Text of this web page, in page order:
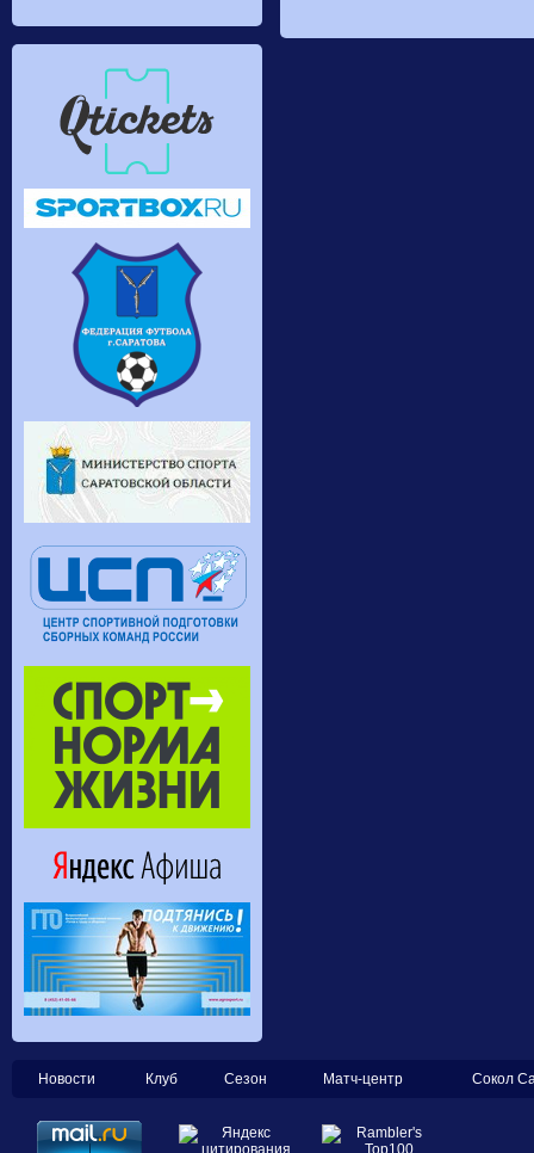
Новости Клуб Сезон Матч-центр Сокол